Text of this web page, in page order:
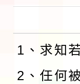
1、求知
2、任何